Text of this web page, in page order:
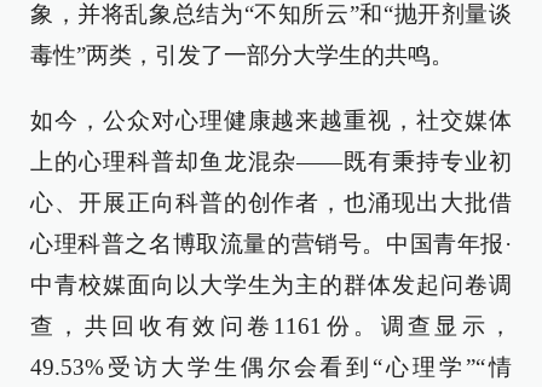
象，并将乱象总结为“不知所云”和“抛开剂量谈
毒性”两类，引发了一部分大学生的共鸣。
如今，公众对心理健康越来越重视，社交媒体
上的心理科普却鱼龙混杂——既有秉持专业初
心、开展正向科普的创作者，也涌现出大批借
心理科普之名博取流量的营销号。中国青年报·
中青校媒面向以大学生为主的群体发起问卷调
查，共回收有效问卷1161份。调查显示，
49.53%受访大学生偶尔会看到“心理学”“情